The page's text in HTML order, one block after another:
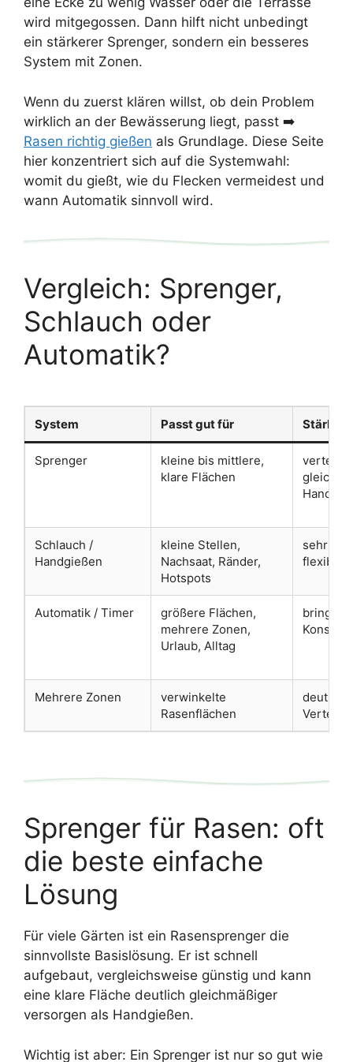
wird mitgegossen. Dann hilft nicht unbedingt
ein stärkerer Sprenger, sondern ein besseres
System mit Zonen.
Wenn du zuerst klären willst, ob dein Problem
wirklich an der Bewässerung liegt, passt ➡️
Rasen richtig gießen als Grundlage. Diese Seite
hier konzentriert sich auf die Systemwahl:
womit du gießt, wie du Flecken vermeidest und
wann Automatik sinnvoll wird.
Vergleich: Sprenger,
Schlauch oder
Automatik?
System Passt gut für Stärke
Sprenger
kleine bis mittlere,
klare Flächen
verteilt
Schlauch /
Handgießen
kleine Stellen,
Nachsaat, Ränder,
Hotspots
sehr
flexibel
Automatik / Timer
größere Flächen,
mehrere Zonen,
Urlaub, Alltag
bringt
Konstanz
Mehrere Zonen
verwinkelte
Rasenflächen
deutlich
Sprenger für Rasen: oft
die beste einfache
Lösung
Für viele Gärten ist ein Rasensprenger die
sinnvollste Basislösung. Er ist schnell
aufgebaut, vergleichsweise günstig und kann
eine klare Fläche deutlich gleichmäßiger
versorgen als Handgießen.
Wichtig ist aber: Ein Sprenger ist nur so gut wie